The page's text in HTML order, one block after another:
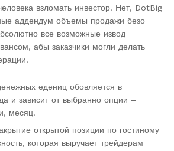
взломать инвестор. Нет, DotBig
аддендум объемы продажи безо
все возможные извод
абы заказчики могли делать
едениц обовляется в
и зависит от выбранно опции –
месяц.
открытой позиции по гостиному
которая выручает трейдерам